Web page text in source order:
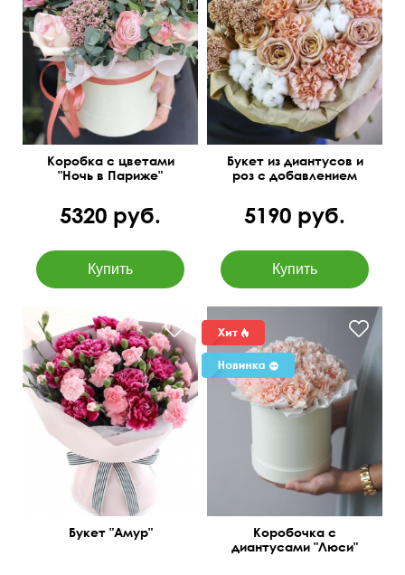
Коробка с цветами
"Ночь в Париже"
5320 руб.
Букет из диантусов и
роз с добавлением
5190 руб.
50 см 45 см
Букет "Амур"
Коробочка с
диантусами "Люси"